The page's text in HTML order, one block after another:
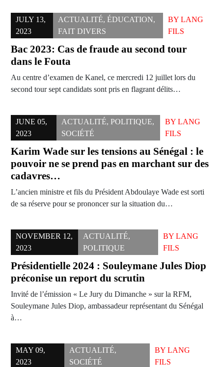
JULY 13,
2023
ACTUALITÉ, ÉDUCATION,
FAIT DIVERS
BY LANG
FILS
Bac 2023: Cas de fraude au second tour
dans le Fouta
Au centre d’examen de Kanel, ce mercredi 12 juillet lors du
second tour sept candidats sont pris en flagrant délits…
JUNE 05,
2023
ACTUALITÉ,POLITIQUE,
SOCIÉTÉ
BYLANG
FILS
Karim Wade sur les tensions au Sénégal : le
pouvoir ne se prend pas en marchant sur des
cadavres…
L’ancien ministre et fils du Président Abdoulaye Wade est sorti
de sa réserve pour se prononcer sur la situation du…
NOVEMBER 12,
2023
ACTUALITÉ,
POLITIQUE
BY LANG
FILS
Présidentielle 2024 : Souleymane Jules Diop
préconise un report du scrutin
Invité de l’émission « Le Jury du Dimanche » sur la RFM,
Souleymane Jules Diop, ambassadeur représentant du Sénégal
à…
MAY 09,
2023
ACTUALITÉ,
SOCIÉTÉ
BYLANG
FILS